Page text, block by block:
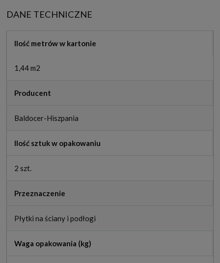
DANE TECHNICZNE
Ilość metrów w kartonie
1,44 m2
Producent
Baldocer-Hiszpania
Ilość sztuk w opakowaniu
2 szt.
Przeznaczenie
Płytki na ściany i podłogi
Waga opakowania (kg)